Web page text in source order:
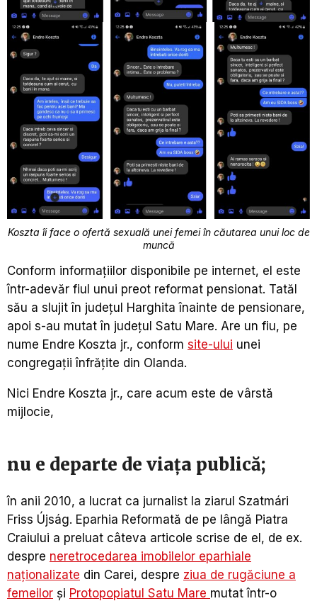
Koszta îi face o ofertă sexuală unei femei în căutarea unui loc de
muncă
Conform informațiilor disponibile pe internet, el este
într-adevăr fiul unui preot reformat pensionat. Tatăl
său a slujit în județul Harghita înainte de pensionare,
apoi s-au mutat în județul Satu Mare. Are un fiu, pe
nume Endre Koszta jr., conform site-ului unei
congregații înfrățite din Olanda.
Nici Endre Koszta jr., care acum este de vârstă
mijlocie,
nu e departe de viața publică;
în anii 2010, a lucrat ca jurnalist la ziarul Szatmári
Friss Újság. Eparhia Reformată de pe lângă Piatra
Craiului a preluat câteva articole scrise de el, de ex.
despre neretrocedarea imobilelor eparhiale
naționalizate din Carei, despre ziua de rugăciune a
femeilor și Protopopiatul Satu Mare mutat într-o